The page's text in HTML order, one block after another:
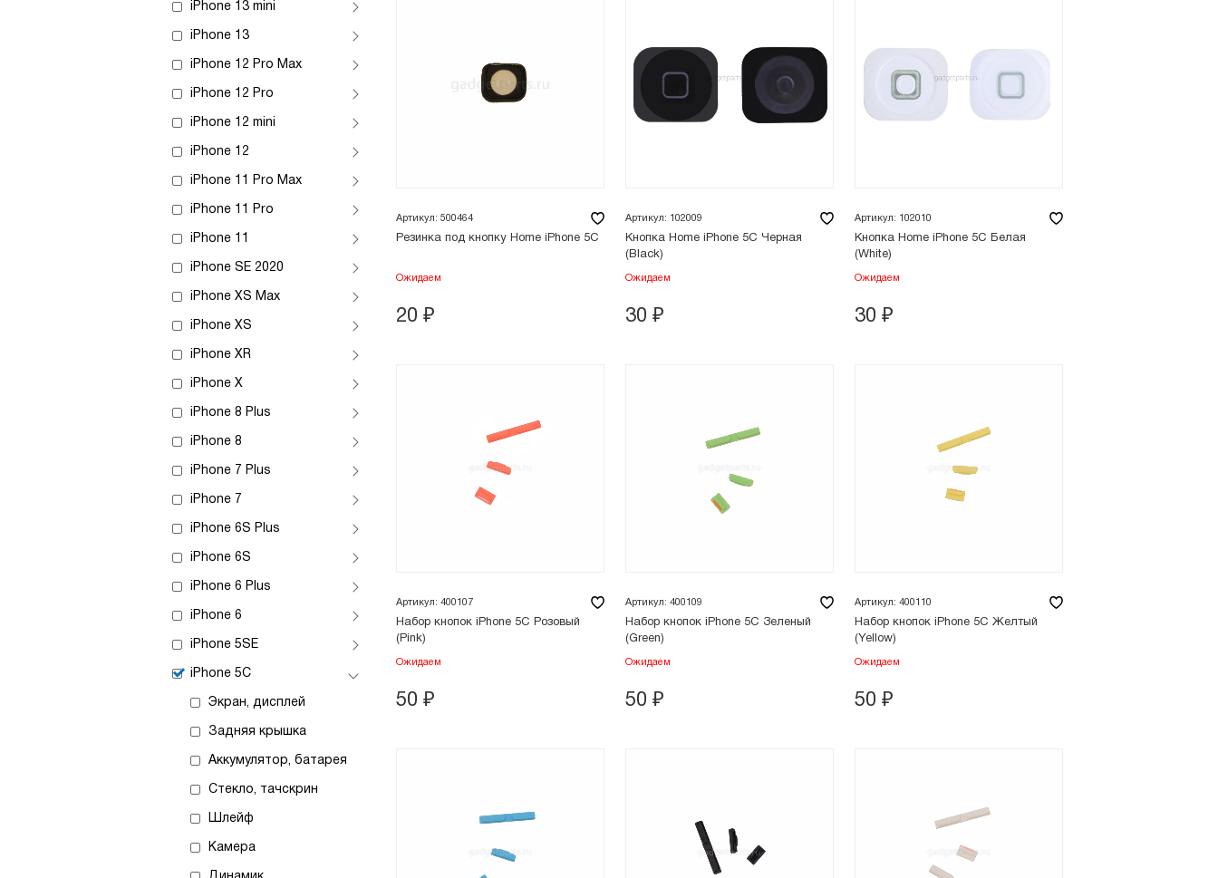
iPhone 13 mini
iPhone 13
iPhone 12 Pro Max
iPhone 12 Pro
iPhone 12 mini
iPhone 12
iPhone 11 Pro Max
iPhone 11 Pro
iPhone 11
iPhone SE 2020
iPhone XS Max
iPhone XS
iPhone XR
iPhone X
iPhone 8 Plus
iPhone 8
iPhone 7 Plus
iPhone 7
iPhone 6S Plus
iPhone 6S
iPhone 6 Plus
iPhone 6
iPhone 5SE
iPhone 5C
Экран, дисплей
Задняя крышка
Аккумулятор, батарея
Стекло, тачскрин
Шлейф
Камера
Артикул: 500464
Резинка под кнопку Home iPhone 5С
Ожидаем
20 ₽
Артикул: 102009
Кнопка Home iPhone 5C Черная
(Black)
Ожидаем
30 ₽
Артикул: 102010
Кнопка Home iPhone 5C Белая
(White)
Ожидаем
30 ₽
Артикул: 400107
Набор кнопок iPhone 5C Розовый
(Pink)
Ожидаем
50 ₽
Артикул: 400109
Набор кнопок iPhone 5C Зеленый
(Green)
Ожидаем
50 ₽
Артикул: 400110
Набор кнопок iPhone 5C Желтый
(Yellow)
Ожидаем
50 ₽